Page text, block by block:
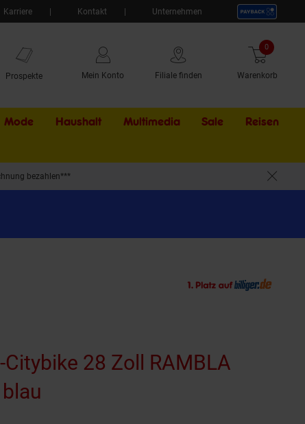
Karriere Kontakt Unternehmen
Prospekte Mein Konto Filiale finden Warenkorb
0 Artikel
Mode Haushalt Multimedia Sale Externer
Reisen
bezahlen***
28 Zoll RAMBLA
blau